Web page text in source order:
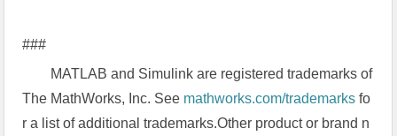
###
MATLAB and Simulink are registered trademarks of
The MathWorks, Inc. See mathworks.com/trademarks fo
r a list of additional trademarks.Other product or brand n